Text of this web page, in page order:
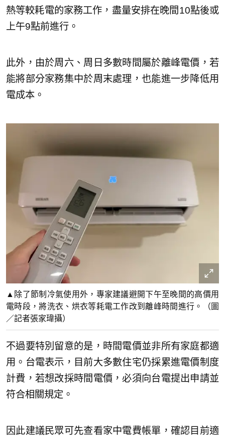
熱等較耗電的家務工作，盡量安排在晚間10點後或
上午9點前進行。
此外，由於周六、周日多數時間屬於離峰電價，若
能將部分家務集中於周末處理，也能進一步降低用
電成本。
▲除了節制冷氣使用外，專家建議避開下午至晚間的高價用
電時段，將洗衣、烘衣等耗電工作改到離峰時間進行。（圖
／記者張家瑋攝）
不過要特別留意的是，時間電價並非所有家庭都適
用。台電表示，目前大多數住宅仍採累進電價制度
計費，若想改採時間電價，必須向台電提出申請並
符合相關規定。
因此建議民眾可先查看家中電費帳單，確認目前適